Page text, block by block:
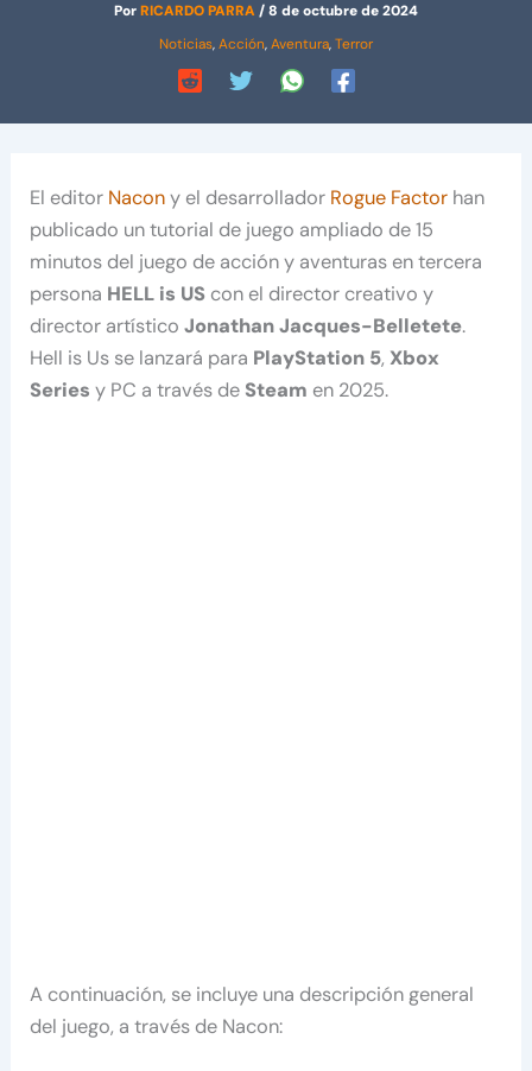
PorRICARDO PARRA/8 de octubre de 2024
Noticias,Acción,Aventura,Terror
El editor Nacony el desarrollador Rogue Factor han
publicado un tutorial de juego ampliado de 15
minutos del juego de acción y aventuras en tercera
persona HELL is US con el director creativo y
director artísticoJonathan Jacques-Belletete.
Hell is Us se lanzará para PlayStation 5, Xbox
Series y PC a través de Steam en 2025.
A continuación, se incluye una descripción general
del juego, a través de Nacon: